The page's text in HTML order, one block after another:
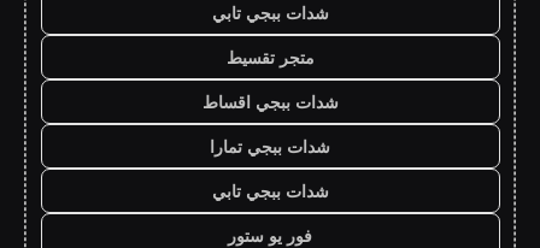
شدات ببجي تابي
متجر تقسيط
شدات ببجي اقساط
شدات ببجي تمارا
شدات ببجي تابي
فور يو ستور